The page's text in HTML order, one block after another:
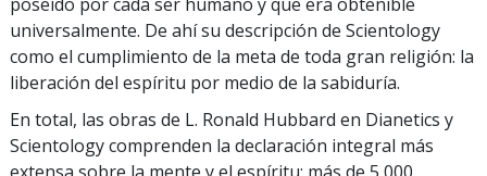
universalmente. De ahí su descripción de Scientology
como el cumplimiento de la meta de toda gran religión: la
liberación del espíritu por medio de la sabiduría.
En total, las obras de L. Ronald Hubbard en Dianetics y
Scientology comprenden la declaración integral más